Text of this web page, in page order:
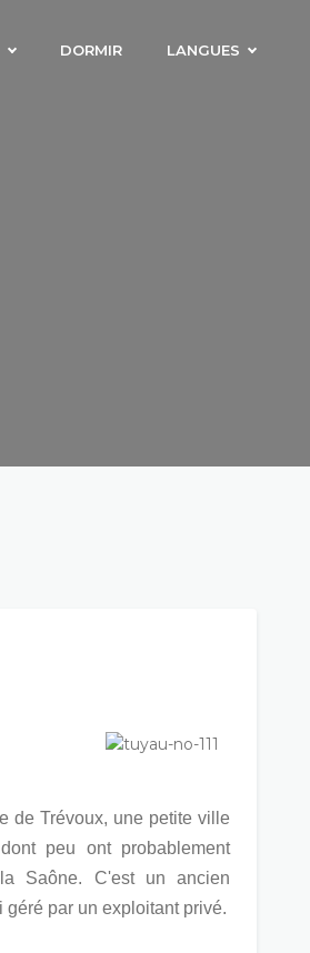
DORMIR LANGUES
de Trévoux, une petite ville
peu ont probablement
Saône. C'est un ancien
par un exploitant privé.